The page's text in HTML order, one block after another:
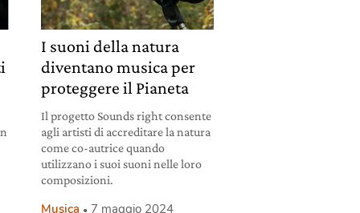
I suoni della natura
diventano musica per
proteggere il Pianeta
Il progetto Sounds right consente
agli artisti di accreditare la natura
come co-autrice quando
utilizzano i suoi suoni nelle loro
composizioni.
Musica 7 maggio 2024